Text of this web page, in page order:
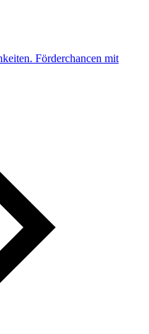
Förderchancen mit